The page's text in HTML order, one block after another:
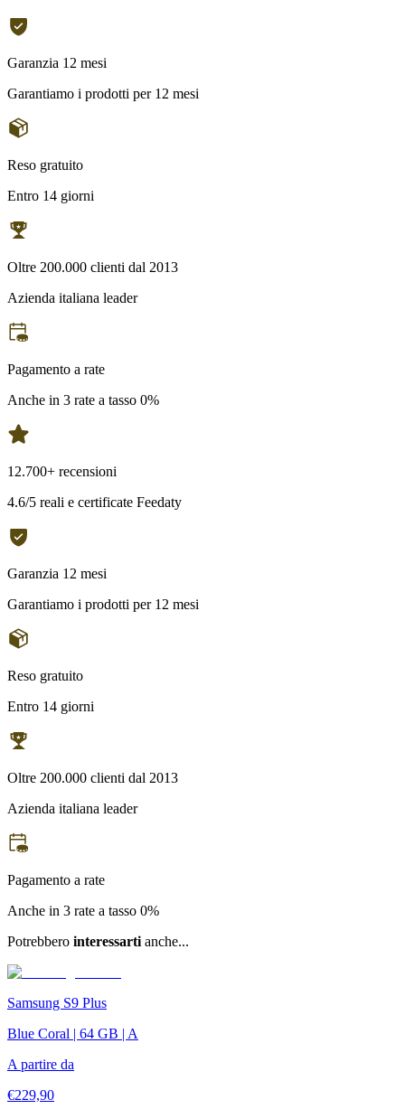
Garanzia 12 mesi
Garantiamo i prodotti per 12 mesi
Reso gratuito
Entro 14 giorni
Oltre 200.000 clienti dal 2013
Azienda italiana leader
Pagamento a rate
Anche in 3 rate a tasso 0%
12.700+ recensioni
4.6/5 reali e certificate Feedaty
Garanzia 12 mesi
Garantiamo i prodotti per 12 mesi
Reso gratuito
Entro 14 giorni
Oltre 200.000 clienti dal 2013
Azienda italiana leader
Pagamento a rate
Anche in 3 rate a tasso 0%
Potrebbero interessarti anche...
Samsung S9 Plus
Blue Coral | 64 GB | A
A partire da
€229,90